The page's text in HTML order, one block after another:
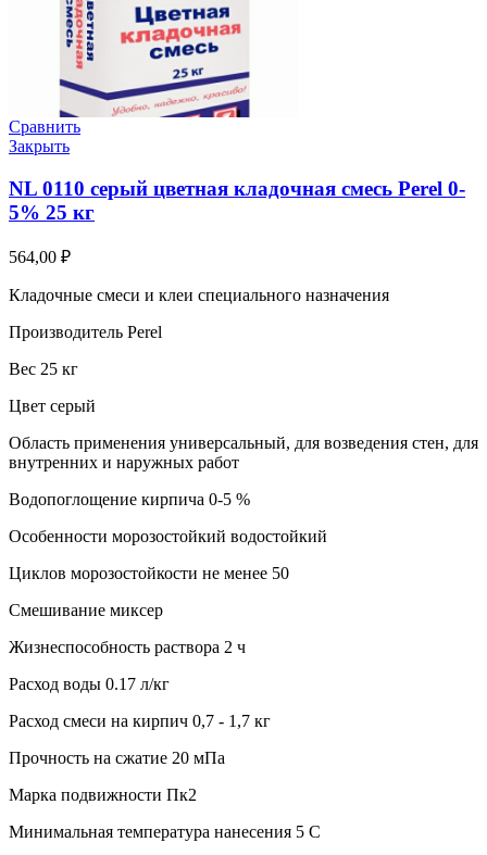
Сравнить
Закрыть
NL 0110 серый цветная кладочная смесь Perel 0-
5% 25 кг
564,00 ₽
Кладочные смеси и клеи специального назначения
Производитель Perel
Вес 25 кг
Цвет серый
Область применения универсальный, для возведения стен, для
внутренних и наружных работ
Водопоглощение кирпича 0-5 %
Особенности морозостойкий водостойкий
Циклов морозостойкости не менее 50
Смешивание миксер
Жизнеспособность раствора 2 ч
Расход воды 0.17 л/кг
Расход смеси на кирпич 0,7 - 1,7 кг
Прочность на сжатие 20 мПа
Марка подвижности Пк2
Минимальная температура нанесения 5 C